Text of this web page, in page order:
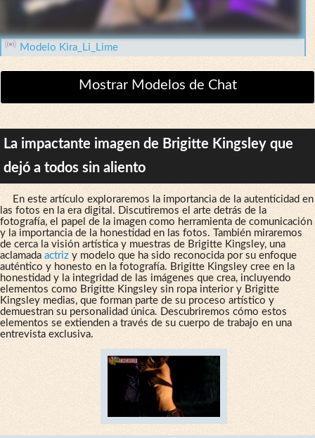
Modelo Kira_Li_Lime
Mostrar Modelos de Chat
La impactante imagen de Brigitte Kingsley que
dejó a todos sin aliento
En este artículo exploraremos la importancia de la autenticidad en
las fotos en la era digital. Discutiremos el arte detrás de la
fotografía, el papel de la imagen como herramienta de comunicación
y la importancia de la honestidad en las fotos. También miraremos
de cerca la visión artística y muestras de Brigitte Kingsley, una
aclamada actriz y modelo que ha sido reconocida por su enfoque
auténtico y honesto en la fotografía. Brigitte Kingsley cree en la
honestidad y la integridad de las imágenes que crea, incluyendo
elementos como Brigitte Kingsley sin ropa interior y Brigitte
Kingsley medias, que forman parte de su proceso artístico y
demuestran su personalidad única. Descubriremos cómo estos
elementos se extienden a través de su cuerpo de trabajo en una
entrevista exclusiva.